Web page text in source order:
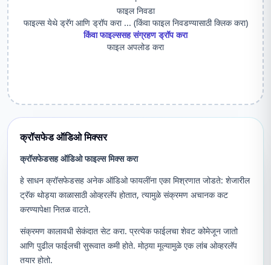
फाइल निवडा
फाइल्स येथे ड्रॅग आणि ड्रॉप करा ... (किंवा फाइल निवडण्यासाठी क्लिक करा)
किंवा फाइल्ससह संग्रहण ड्रॉप करा
फाइल अपलोड करा
क्रॉसफेड ऑडिओ मिक्सर
क्रॉसफेडसह ऑडिओ फाइल्स मिक्स करा
हे साधन क्रॉसफेडसह अनेक ऑडिओ फायलींना एका मिश्रणात जोडते: शेजारील
ट्रॅक थोड्या काळासाठी ओव्हरलॅप होतात, त्यामुळे संक्रमण अचानक कट
करण्यापेक्षा नितळ वाटते.
संक्रमण कालावधी सेकंदात सेट करा. प्रत्येक फाईलचा शेवट कोमेजून जातो
आणि पुढील फाईलची सुरूवात कमी होते. मोठ्या मूल्यामुळे एक लांब ओव्हरलॅप
तयार होतो.